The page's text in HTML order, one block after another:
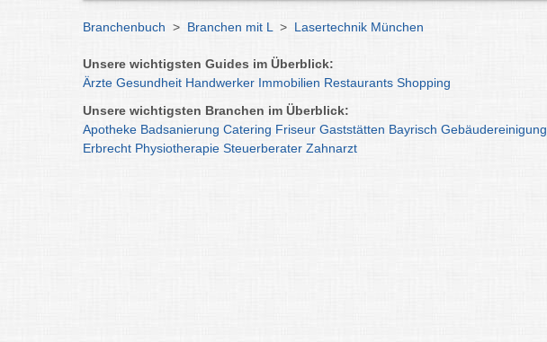
Branchenbuch > Branchen mit L > Lasertechnik München
Unsere wichtigsten Guides im Überblick:
Ärzte Gesundheit Handwerker Immobilien Restaurants Shopping
Unsere wichtigsten Branchen im Überblick:
Apotheke Badsanierung Catering Friseur Gaststätten Bayrisch Gebäudereinigung
Erbrecht Physiotherapie Steuerberater Zahnarzt